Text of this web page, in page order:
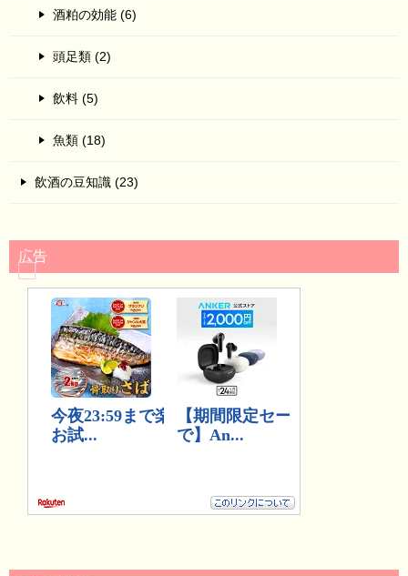
酒粕の効能 (6)
頭足類 (2)
飲料 (5)
魚類 (18)
飲酒の豆知識 (23)
広告